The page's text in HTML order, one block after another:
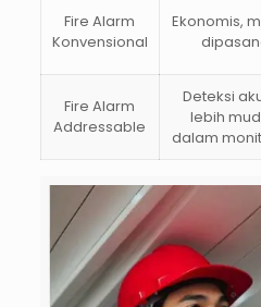
Fire Alarm
Konvensional
Ekonomis,
Fire Alarm
Addressable
Deteksi
lebih
dalam